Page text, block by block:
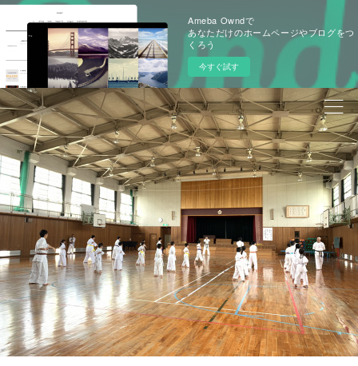
Ameba Owndで
あなただけのホームページやブログをつ
くろう
今すぐ試す